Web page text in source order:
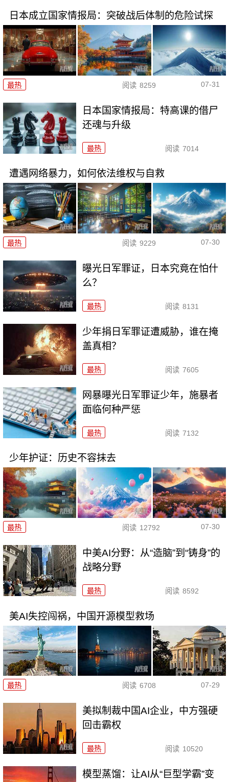
日本成立国家情报局：突破战后体制的危险试探
最热 阅读 8259 07-31
日本国家情报局：特高课的借尸
还魂与升级
最热 阅读 7014
遭遇网络暴力，如何依法维权与自救
最热 阅读 9229 07-30
曝光日军罪证，日本究竟在怕什
么？
最热 阅读 8131
少年捐日军罪证遭威胁，谁在掩
盖真相？
最热 阅读 7605
网暴曝光日军罪证少年，施暴者
面临何种严惩
最热 阅读 7132
少年护证：历史不容抹去
最热 阅读 12792 07-30
中美AI分野：从“造脑”到“铸身”的
战略分野
最热 阅读 8592
美AI失控闯祸，中国开源模型救场
最热 阅读 6708 07-29
美拟制裁中国AI企业，中方强硬
回击霸权
最热 阅读 10520
模型蒸馏：让AI从“巨型学霸”变